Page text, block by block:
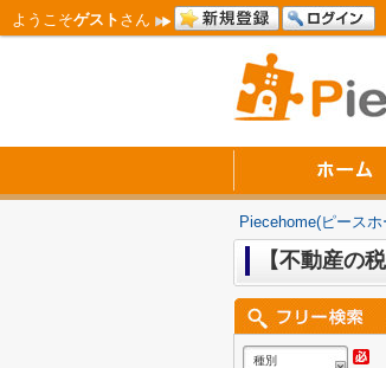
ようこそゲスト さん
Piecehome(ピースホ
【不動産の
種別